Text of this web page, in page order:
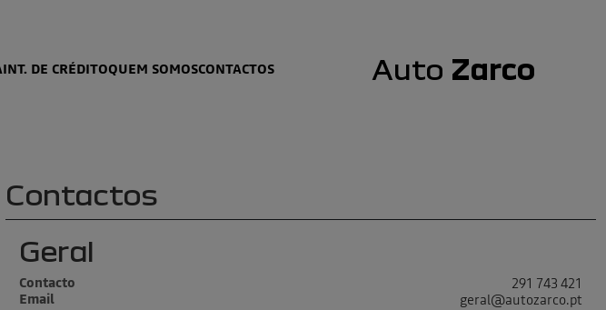
INT. DE CRÉDITOQUEM SOMOSCONTACTOS Auto Zarco
Contactos
Geral
Contacto 291 743 421
Email geral@autozarco.pt